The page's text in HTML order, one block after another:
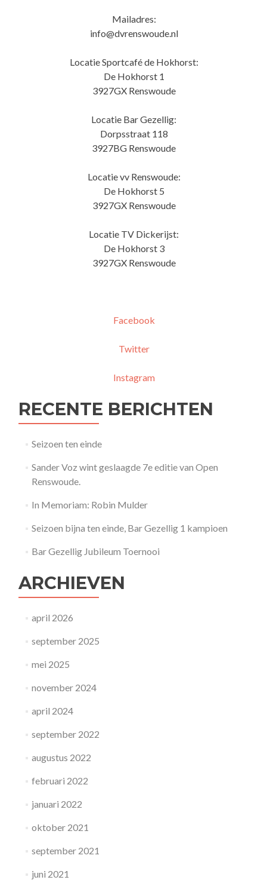
Mailadres:
info@dvrenswoude.nl
Locatie Sportcafé de Hokhorst:
De Hokhorst 1
3927GX Renswoude
Locatie Bar Gezellig:
Dorpsstraat 118
3927BG Renswoude
Locatie vv Renswoude:
De Hokhorst 5
3927GX Renswoude
Locatie TV Dickerijst:
De Hokhorst 3
3927GX Renswoude
Facebook
Twitter
Instagram
RECENTE BERICHTEN
Seizoen ten einde
Sander Voz wint geslaagde 7e editie van Open
Renswoude.
In Memoriam: Robin Mulder
Seizoen bijna ten einde, Bar Gezellig 1 kampioen
Bar Gezellig Jubileum Toernooi
ARCHIEVEN
april 2026
september 2025
mei 2025
november 2024
april 2024
september 2022
augustus 2022
februari 2022
januari 2022
oktober 2021
september 2021
juni 2021